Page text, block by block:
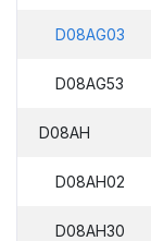
D08AG03
D08AG53
D08AH
D08AH02
D08AH30